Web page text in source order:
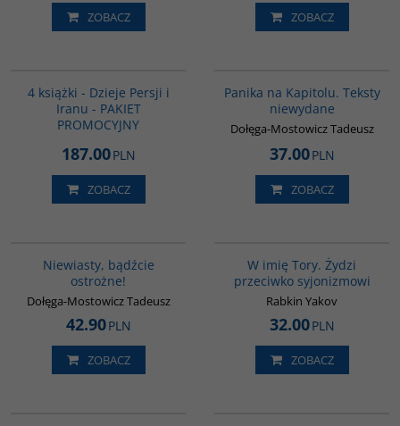
ZOBACZ ZOBACZ
4 książki - Dzieje Persji i
Iranu - PAKIET
PROMOCYJNY
187.00PLN
ZOBACZ
Panika na Kapitolu. Teksty
niewydane
Dołęga-Mostowicz Tadeusz
37.00PLN
ZOBACZ
Niewiasty, bądźcie
ostrożne!
Dołęga-Mostowicz Tadeusz
42.90PLN
ZOBACZ
W imię Tory. Żydzi
przeciwko syjonizmowi
Rabkin Yakov
32.00PLN
ZOBACZ